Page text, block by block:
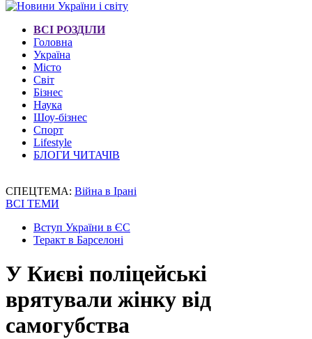
ВСІ РОЗДІЛИ
Головна
Україна
Місто
Світ
Бізнес
Наука
Шоу-бізнес
Спорт
Lifestyle
БЛОГИ ЧИТАЧІВ
СПЕЦТЕМА: Війна в Ірані
ВСІ ТЕМИ
Вступ України в ЄС
Теракт в Барселоні
У Києві поліцейські
врятували жінку від
самогубства